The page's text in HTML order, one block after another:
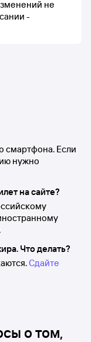
не
-
смартфона. Если
нужно
на сайте?
Что делать?
Сдайте
о том,